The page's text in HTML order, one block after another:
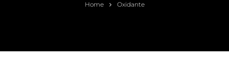
Home Oxidante